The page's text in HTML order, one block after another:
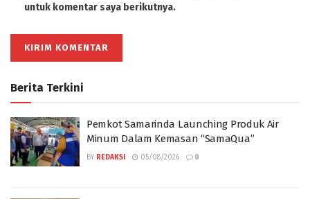
untuk komentar saya berikutnya.
Berita Terkini
Pemkot Samarinda Launching Produk Air
Minum Dalam Kemasan “SamaQua”
BY REDAKSI 05/08/2026 0